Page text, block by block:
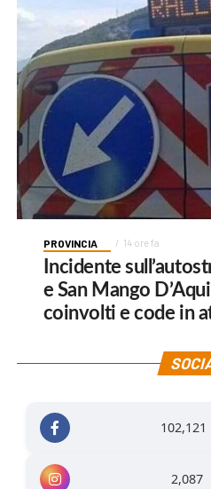
PROVINCIA 14 ore fa
Incidente
e San Mango
coinvolti e code in
102,121
2,087